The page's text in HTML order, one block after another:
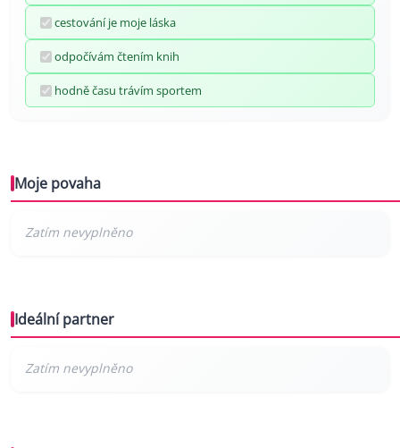
cestování je moje láska
odpočívám čtením knih
hodně času trávím sportem
Moje povaha
Ideální partner